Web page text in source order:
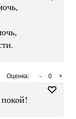
Оценка: +
0
-
покой!